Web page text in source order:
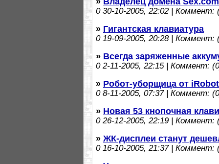
030-10-2005, 22:02 | Коммент:
» Гигантская клавиатура
019-09-2005, 20:28 | Коммент:
» Всегда заряженные
02-11-2005, 22:15 | Коммент:
» Робот-уборщица от iRobot
08-11-2005, 07:37 | Коммент:
» Новая 53 кнопочная
026-12-2005, 22:19 | Коммент:
» ЖК-дисплеи станут
016-10-2005, 21:37 | Коммент: